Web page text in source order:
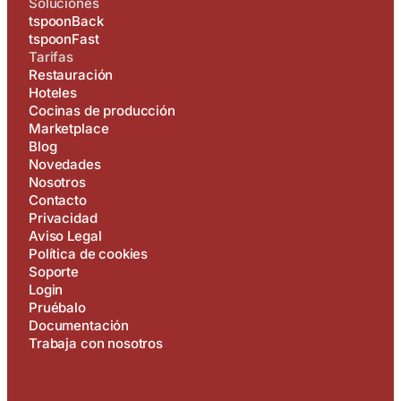
tspoonBack
tspoonFast
Tarifas
Restauración
Hoteles
Cocinas de producción
Marketplace
Blog
Novedades
Nosotros
Contacto
Privacidad
Aviso Legal
Política de cookies
Soporte
Login
Pruébalo
Documentación
Trabaja con nosotros